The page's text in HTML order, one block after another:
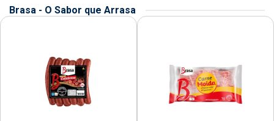
Brasa - O Sabor que Arrasa